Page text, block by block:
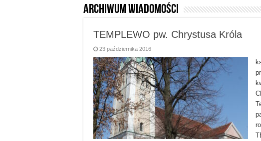
Archiwum wiadomości
TEMPLEWO pw. Chrystusa Króla
23 października 2016